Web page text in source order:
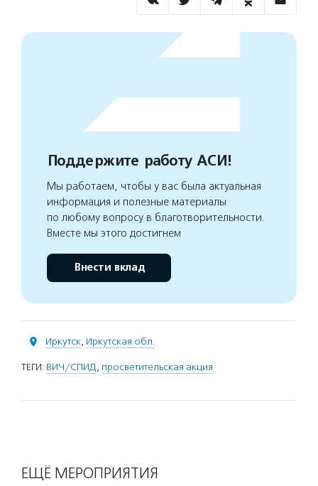
Поддержите работу АСИ!
Мы работаем, чтобы у вас была актуальная
информация и полезные материалы
по любому вопросу в благотворительности.
Вместе мы этого достигнем
Внести вклад
Иркутск, Иркутская обл.
ТЕГИ: ВИЧ/СПИД, просветительская акция
ЕЩЁ МЕРОПРИЯТИЯ